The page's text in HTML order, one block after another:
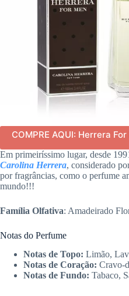
COMPRE AQUI: Herrera For
Em primeiríssimo lugar, desde
Carolina Herrera, considerado
por fragrâncias, como o perfume
mundo!!!
Família Olfativa: Amadeirado
Notas do Perfume
Notas de Topo: Limão,
Notas de Coração: Cravo-
Notas de Fundo: Tabaco,